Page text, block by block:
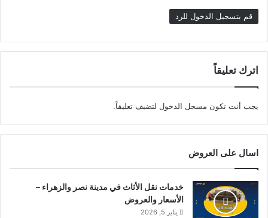
قم بتسجيل الدخول للرد
اترك تعليقاً
يجب أنت تكون مسجل الدخول لتضيف تعليقاً.
اسال على العروض
خدمات نقل الأثاث في مدينة نصر والزهراء –
الأسعار والعروض
يناير 5, 2026